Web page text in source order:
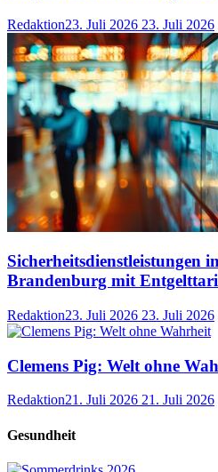
Redaktion23. Juli 2026 23. Juli 2026
Sicherheitsdienstleistungen
Brandenburg mit
Redaktion23. Juli 2026 23. Juli 2026
Clemens Pig: Welt ohne
Redaktion21. Juli 2026 21. Juli 2026
Gesundheit